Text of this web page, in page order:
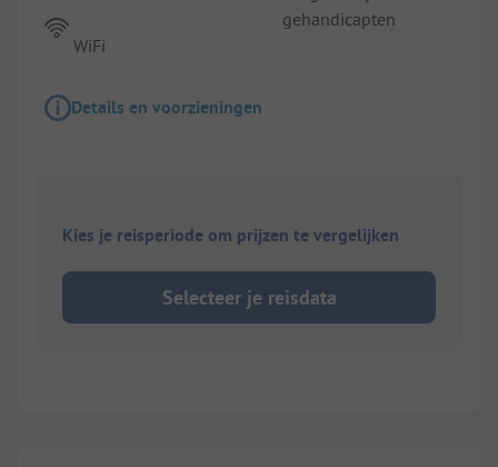
WiFi
gehandicapten
Details en voorzieningen
Kies je reisperiode om prijzen te vergelijken
Selecteer je reisdata